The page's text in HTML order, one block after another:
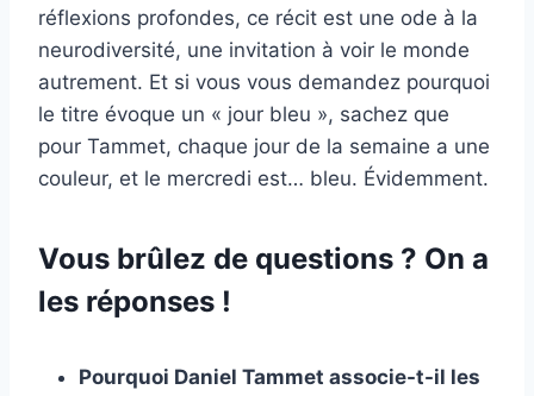
réflexions profondes, ce récit est une ode à la
neurodiversité, une invitation à voir le monde
autrement. Et si vous vous demandez pourquoi
le titre évoque un « jour bleu », sachez que
pour Tammet, chaque jour de la semaine a une
couleur, et le mercredi est… bleu. Évidemment.
Vous brûlez de questions ? On a
les réponses !
Pourquoi Daniel Tammet associe-t-il les